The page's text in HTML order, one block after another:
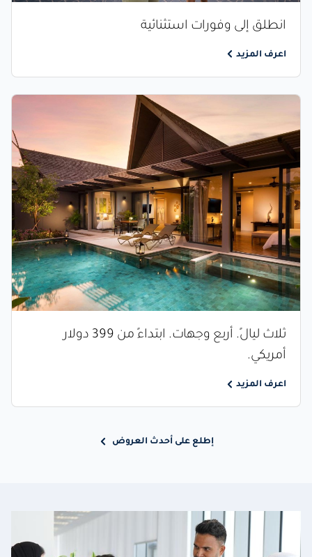
انطلق إلى وفورات استثنائية
اعرف المزيد
ثلاث ليالٍ. أربع وجهات. ابتداءً من 399 دولار
أمريكي.
اعرف المزيد
إطلع على أحدث العروض